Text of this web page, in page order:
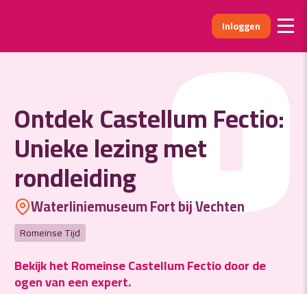
Inloggen
O
Ontdek Castellum Fectio:
Unieke lezing met
rondleiding
Waterliniemuseum Fort bij Vechten
Romeinse Tijd
Bekijk het Romeinse Castellum Fectio door de
ogen van een expert.